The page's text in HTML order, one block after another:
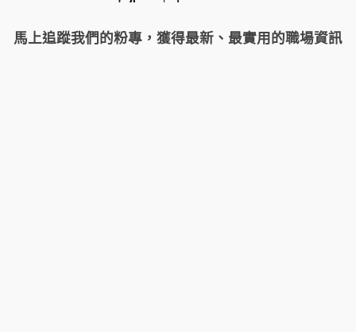
馬上追蹤我們的粉專，獲得最新、最實用的職場資訊